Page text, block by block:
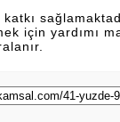
için yardımı